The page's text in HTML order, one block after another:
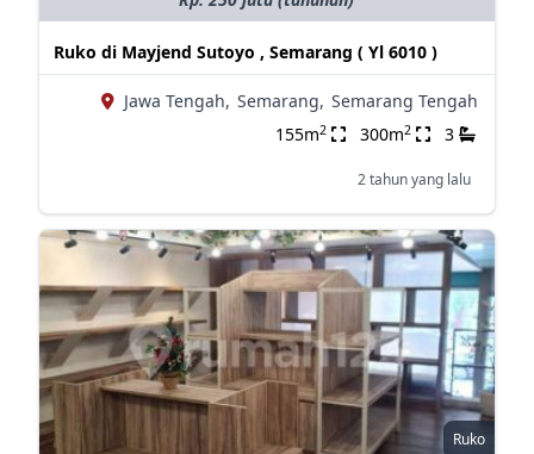
Ruko di Mayjend Sutoyo , Semarang ( Yl 6010 )
Jawa Tengah, Semarang, Semarang Tengah
155m2 300m2 3
2 tahun yang lalu
Ruko